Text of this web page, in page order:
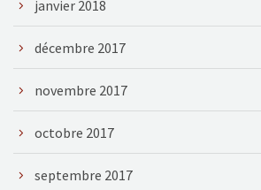
janvier 2018
décembre 2017
novembre 2017
octobre 2017
septembre 2017